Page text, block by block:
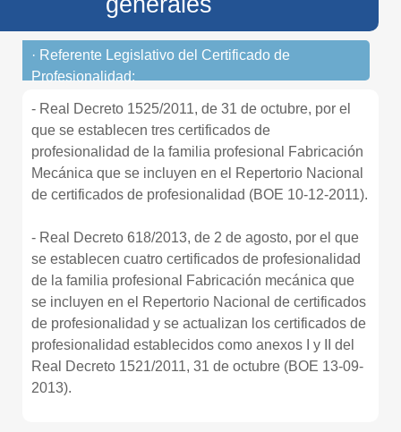
· Referente Legislativo del Certificado de
Profesionalidad:
- Real Decreto 1525/2011, de 31 de octubre, por el
que se establecen tres certificados de
profesionalidad de la familia profesional Fabricación
Mecánica que se incluyen en el Repertorio Nacional
de certificados de profesionalidad (BOE 10-12-2011).
- Real Decreto 618/2013, de 2 de agosto, por el que
se establecen cuatro certificados de profesionalidad
de la familia profesional Fabricación mecánica que
se incluyen en el Repertorio Nacional de certificados
de profesionalidad y se actualizan los certificados de
profesionalidad establecidos como anexos I y II del
Real Decreto 1521/2011, 31 de octubre (BOE 13-09-
2013).